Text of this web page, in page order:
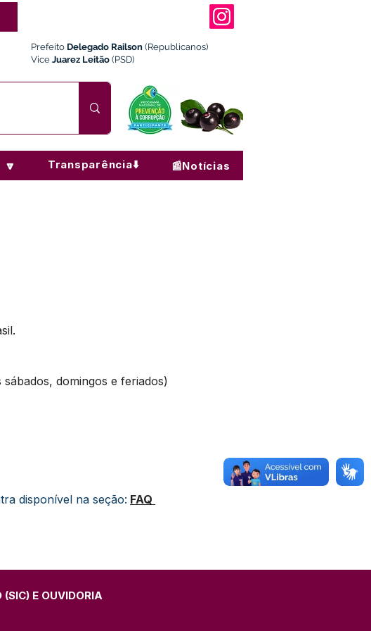
Prefeito Delegado Railson (Republicanos)
Vice Juarez Leitão (PSD)
Transparência⬇️ 📰Notícias
domingos e feriados)
disponível na seção: FAQ
E OUVIDORIA